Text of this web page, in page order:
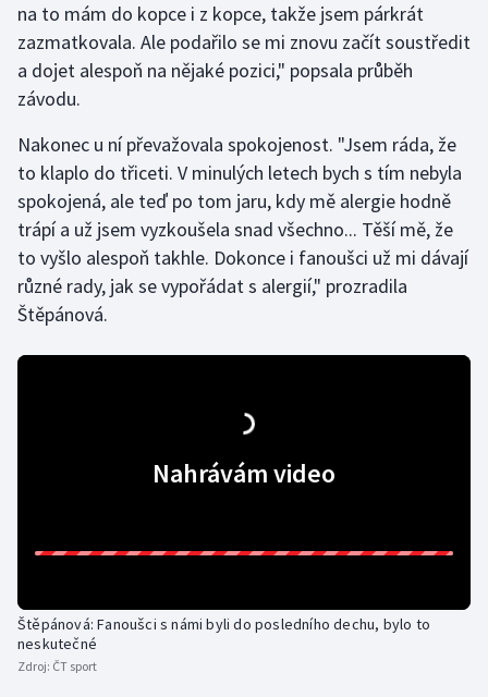
Lezení
Lyže a snowboard
Moderní pětiboj
Motorsport
Olympijské hry
Parasport
Rychlostní kanoistika
Short track
Sportovní střelba
na to mám do kopce i z kopce, takže jsem párkrát
zazmatkovala. Ale podařilo se mi znovu začít soustředit
a dojet alespoň na nějaké pozici," popsala průběh
závodu.
Nakonec u ní převažovala spokojenost. "Jsem ráda, že
to klaplo do třiceti. V minulých letech bych s tím nebyla
spokojená, ale teď po tom jaru, kdy mě alergie hodně
trápí a už jsem vyzkoušela snad všechno... Těší mě, že
to vyšlo alespoň takhle. Dokonce i fanoušci už mi dávají
různé rady, jak se vypořádat s alergií," prozradila
Štěpánová.
Nahrávám video
Štěpánová: Fanoušci s námi byli do posledního dechu, bylo to
neskutečné
Zdroj: ČT sport